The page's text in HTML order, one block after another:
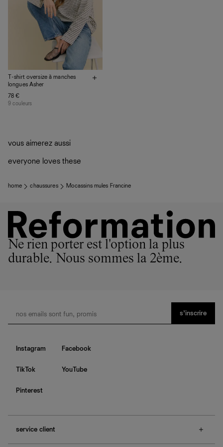
T-shirt oversize à manches
longues Asher
78 €
9 couleurs
vous aimerez aussi
everyone loves these
home chaussures Mocassins mules Francine
Ne rien porter est l'option la plus
durable. Nous sommes la 2ème.
s’inscrire
Instagram Facebook
TikTok YouTube
Pinterest
service client